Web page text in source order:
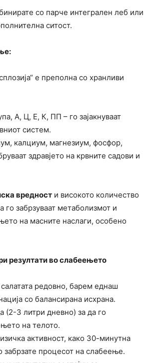
со парче интегрален леб или
ситост.
е преполна со хранливи
А, Ц, Е, К, ПП – го зајакнуваат
систем.
калциум, магнезиум, фосфор,
здравјето на крвните садови и
вредност и високото количество
го забрзуваат метаболизмот и
на масните наслаги, особено
резултати во слабеењето
салатата редовно, барем еднаш
со балансирана исхрана.
(2-3 литри дневно) за да го
на телото.
активност, како 30-минутна
забрзате процесот на слабеење.